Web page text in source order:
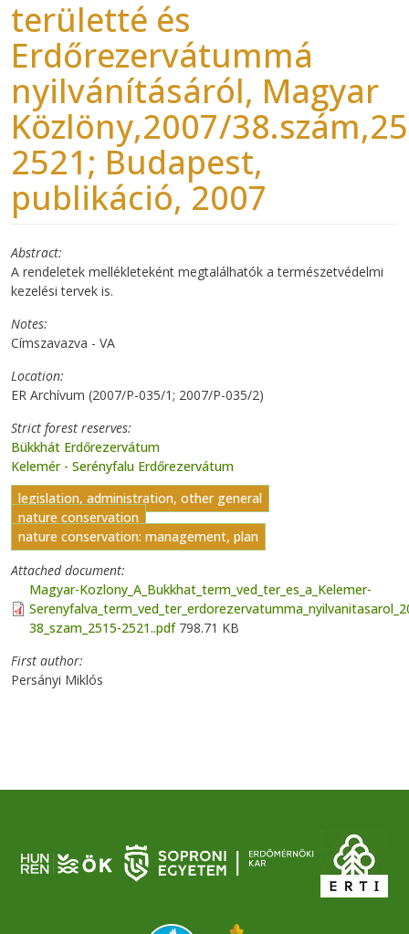
területté és
Erdőrezervátummá
nyilvánításáról, Magyar
Közlöny,2007/
2521; Budapest,
publikáció, 2007
Abstract
A rendeletek mellékleteként megtalálhatók a természetvédelmi
kezelési tervek is.
Notes
Címszavazva - VA
Location
ER Archívum (2007/P-035/1; 2007/P-035/2)
Strict forest reserves
Bükkhát Erdőrezervátum
Kelemér - Serényfalu Erdőrezervátum
legislation, administration, other general
nature conservation
nature conservation: management, plan
Attached document
Magyar-Kozlony_A_Bukkhat_term_ved_ter_es_a_Kelemer-
38_szam_2515-2521..pdf798.71 KB
First author
Persányi Miklós